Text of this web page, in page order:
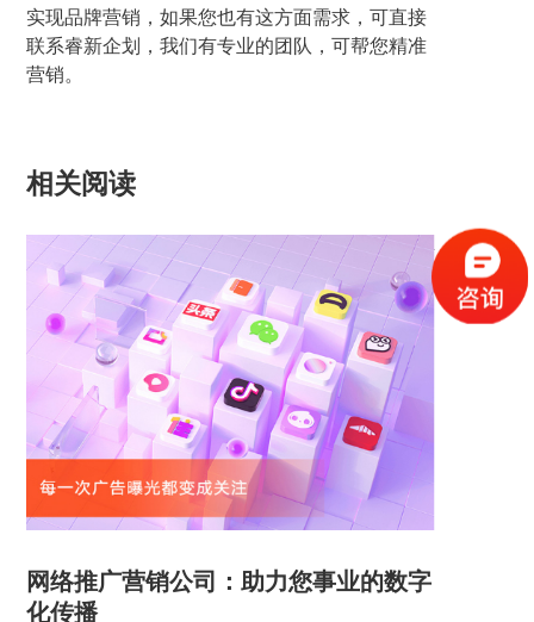
实现品牌营销，如果您也有这方面需求，可直接
联系睿新企划，我们有专业的团队，可帮您精准
营销。
相关阅读
网络推广营销公司：助力您事业的数字
化传播